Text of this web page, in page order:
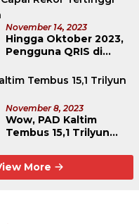
November 14, 2023
Hingga Oktober 2023,
Pengguna QRIS di
Tertinggi Se-
November 8, 2023
Wow, PAD Kaltim
Tembus 15,1 Trilyun
More